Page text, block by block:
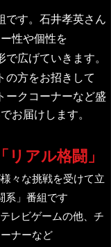
です。石井孝英さん
性や個性を
広げていきます。
の方をお招きして
ークコーナーなど盛
お届けします。
アル格闘」
々な挑戦を受けて立
系」番組です
レビゲームの他、チ
ナーなど